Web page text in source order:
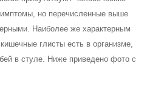
но перечисленные выше
Наиболее же характерным
глисты есть в организме,
в стуле. Ниже приведено фото с